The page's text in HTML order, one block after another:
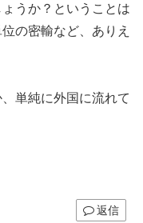
うか？ということは
の密輸など、ありえ
単純に外国に流れて
返信